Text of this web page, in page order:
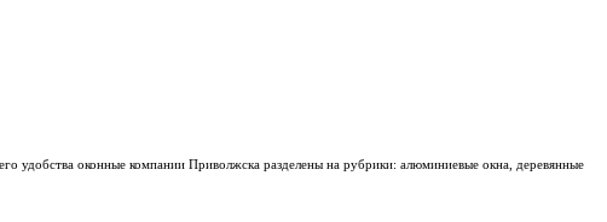
удобства оконные компании Приволжска разделены на рубрики: алюминиевые окна, деревянные